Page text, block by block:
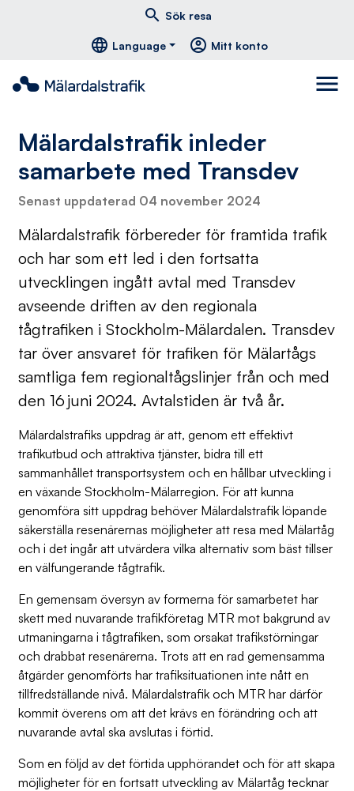
Hoppa till huvudmeny menu
east
search Sök resa
language Language account_circle Mitt konto
menu
Mälardalstrafik inleder
samarbete med Transdev
Senast uppdaterad 04 november 2024
Mälardalstrafik förbereder för framtida trafik
och har som ett led i den fortsatta
utvecklingen ingått avtal med Transdev
avseende driften av den regionala
tågtrafiken i Stockholm-Mälardalen. Transdev
tar över ansvaret för trafiken för Mälartågs
samtliga fem regionaltågslinjer från och med
den 16 juni 2024. Avtalstiden är två år.
Mälardalstrafiks uppdrag är att, genom ett effektivt
trafikutbud och attraktiva tjänster, bidra till ett
sammanhållet transportsystem och en hållbar utveckling i
en växande Stockholm-Mälarregion. För att kunna
genomföra sitt uppdrag behöver Mälardalstrafik löpande
säkerställa resenärernas möjligheter att resa med Mälartåg
och i det ingår att utvärdera vilka alternativ som bäst tillser
en välfungerande tågtrafik.
En gemensam översyn av formerna för samarbetet har
skett med nuvarande trafikföretag MTR mot bakgrund av
utmaningarna i tågtrafiken, som orsakat trafikstörningar
och drabbat resenärerna. Trots att en rad gemensamma
åtgärder genomförts har trafiksituationen inte nått en
tillfredställande nivå. Mälardalstrafik och MTR har därför
kommit överens om att det krävs en förändring och att
nuvarande avtal ska avslutas i förtid.
Som en följd av det förtida upphörandet och för att skapa
möjligheter för en fortsatt utveckling av Mälartåg tecknar